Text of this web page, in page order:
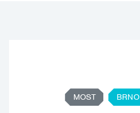
MOST BRNO